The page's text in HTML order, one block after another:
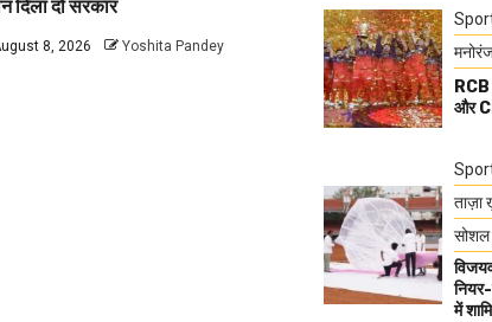
दिला दो सरकार
8, 2026 Yoshita Pandey
और
ताज़ा
सोशल
में